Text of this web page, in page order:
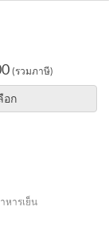
(รวมภาษี)
อก
หารเย็น